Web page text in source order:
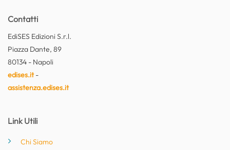
Contatti
EdiSES Edizioni S.r.l.
Piazza Dante, 89
80134 - Napoli
edises.it-
assistenza.edises.it
Link Utili
Chi Siamo